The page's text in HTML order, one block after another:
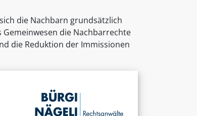
die Nachbarn grundsätzlich
die Nachbarrechte
die Reduktion der Immissionen